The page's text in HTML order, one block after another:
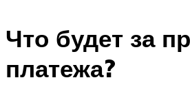
Что будет за
платежа?